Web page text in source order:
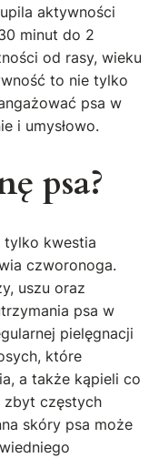
aktywności
minut do 2
od rasy, wieku
to nie tylko
psa w
i umysłowo.
psa?
tylko kwestia
czworonoga.
uszu oraz
psa w
pielęgnacji
które
a także kąpieli co
zbyt częstych
skóry psa może